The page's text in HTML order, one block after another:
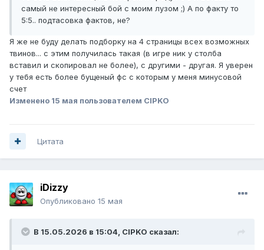
самый не интересный бой с моим лузом ;) А по факту то
5:5.. подтасовка фактов, не?
Я же не буду делать подборку на 4 страницы всех возможных
твинов... с этим получилась такая (в игре ник у столба
вставил и скопировал не более), с другими - другая. Я уверен
у тебя есть более бущеный фс с которым у меня минусовой
счет
Изменено 15 мая пользователем CIPKO
Цитата
iDizzy
Опубликовано 15 мая
В 15.05.2026 в 15:04, CIPKO сказал: